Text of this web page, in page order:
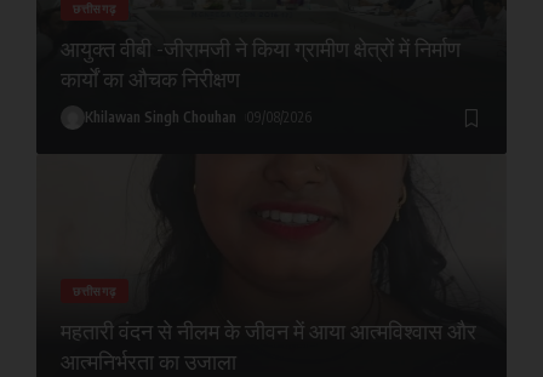
छत्तीसगढ़
आयुक्त वीबी -जीरामजी ने किया ग्रामीण क्षेत्रों में निर्माण
कार्यों का औचक निरीक्षण
Khilawan Singh Chouhan 09/08/2026
छत्तीसगढ़
महतारी वंदन से नीलम के जीवन में आया आत्मविश्वास और
आत्मनिर्भरता का उजाला